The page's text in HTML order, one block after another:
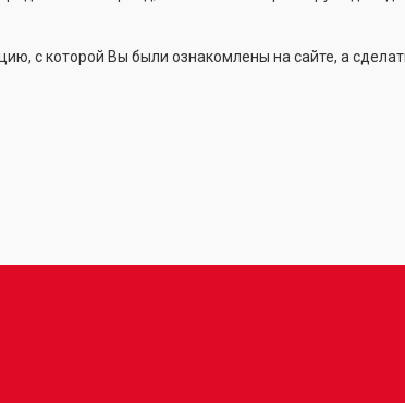
с которой Вы были ознакомлены на сайте, а